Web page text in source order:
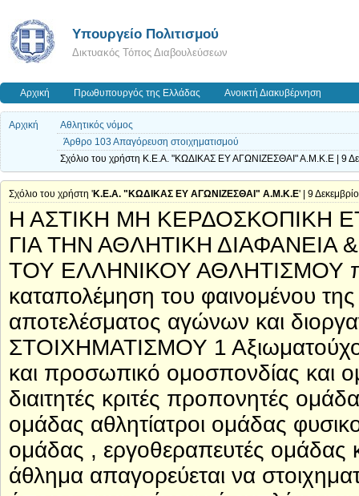
Υπουργείο Πολιτισμού
Δικτυακός Τόπος Διαβουλεύσεων
Αρχική Πρωθυπουργός της Ελλάδας Ανοικτή Διακυβέρνηση
Αρχική
Αθλητικός νόμος
Άρθρο 103 Απαγόρευση στοιχηματισμού
Σχόλιο του χρήστη Κ.Ε.Α. "ΚΩΔΙΚΑΣ ΕΥ ΑΓΩΝΙΖΕΣΘΑΙ" Α.Μ.Κ.Ε | 9
Σχόλιο του χρήστη 'Κ.Ε.Α. "ΚΩΔΙΚΑΣ ΕΥ ΑΓΩΝΙΖΕΣΘΑΙ" Α.Μ.Κ.Ε' | 9
Η ΑΣΤΙΚΗ ΜΗ ΚΕΡΔΟΣΚΟΠΙΚΗ
ΓΙΑ ΤΗΝ ΑΘΛΗΤΙΚΗ ΔΙΑΦΑΝΕΙΑ
ΤΟΥ ΕΛΛΗΝΙΚΟΥ ΑΘΛΗΤΙΣΜΟΥ
καταπολέμηση του φαινομένου
αποτελέσματος αγώνων και
ΣΤΟΙΧΗΜΑΤΙΣΜΟΥ 1
και προσωπικό ομοσπονδίας και
διαιτητές κριτές προπονητές
ομάδας αθλητίατροι ομάδας
ομάδας , εργοθεραπευτές ομάδας
άθλημα απαγορεύεται να